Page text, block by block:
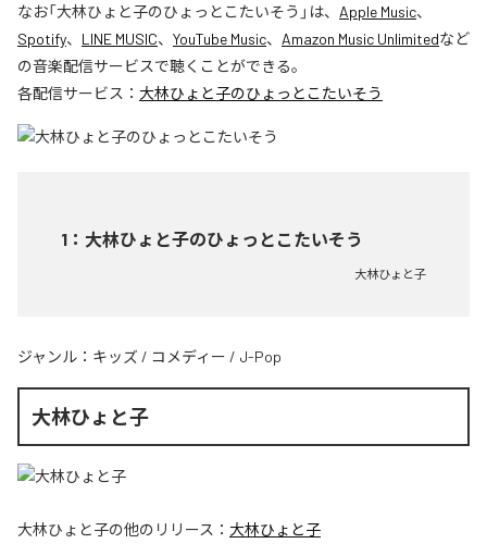
なお「大林ひょと子のひょっとこたいそう 」は、 Apple Music、
Spotify、 LINE MUSIC、 YouTube Music、 Amazon Music Unlimitedなど
の音楽配信サービスで聴くことができる。
各配信サービス： 大林ひょと子のひょっとこたいそう
1 ： 大林ひょと子のひょっとこたいそう
大林ひょと子
ジャンル： キッズ / コメディー / J-Pop
大林ひょと子
大林ひょと子の他のリリース： 大林ひょと子